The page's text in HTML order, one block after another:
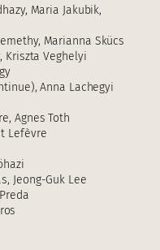
Maria Jakubik,
Marianna Skücs
Kriszta Veghelyi
Anna Lachegyi
Agnes Toth
Lefèvre
Jeong-Guk Lee